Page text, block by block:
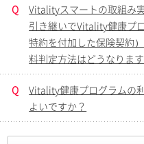
Q
Vitalityスマートの取組み
引き継いでVitality健康プ
特約を付加した保険契約
料判定方法はどうなります
Q
Vitality健康プログラムの
よいですか？